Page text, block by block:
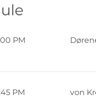
PM
PM von